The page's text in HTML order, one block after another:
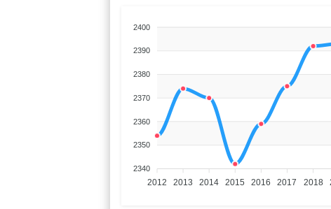
2400
2390
2380
2370
2360
2350
2340
2012 2013 2014 2015 2016 2017 2018